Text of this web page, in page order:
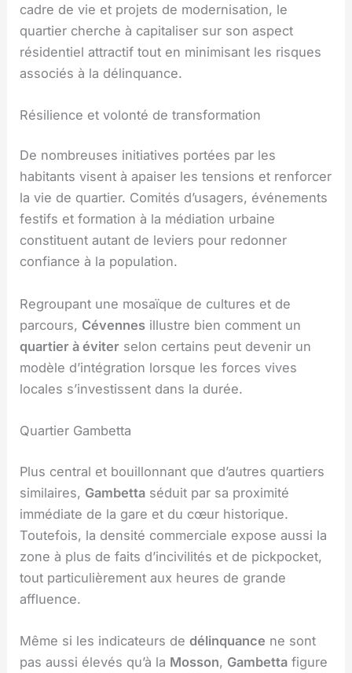
cadre de vie et projets de modernisation, le
quartier cherche à capitaliser sur son aspect
résidentiel attractif tout en minimisant les risques
associés à la délinquance.
Résilience et volonté de transformation
De nombreuses initiatives portées par les
habitants visent à apaiser les tensions et renforcer
la vie de quartier. Comités d’usagers, événements
festifs et formation à la médiation urbaine
constituent autant de leviers pour redonner
confiance à la population.
Regroupant une mosaïque de cultures et de
parcours, Cévennes illustre bien comment un
quartier à éviter selon certains peut devenir un
modèle d’intégration lorsque les forces vives
locales s’investissent dans la durée.
Quartier Gambetta
Plus central et bouillonnant que d’autres quartiers
similaires, Gambetta séduit par sa proximité
immédiate de la gare et du cœur historique.
Toutefois, la densité commerciale expose aussi la
zone à plus de faits d’incivilités et de pickpocket,
tout particulièrement aux heures de grande
affluence.
Même si les indicateurs dedélinquance ne sont
pas aussi élevés qu’à la Mosson, Gambetta figure